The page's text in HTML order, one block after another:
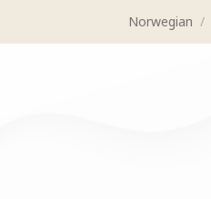
Norwegian /